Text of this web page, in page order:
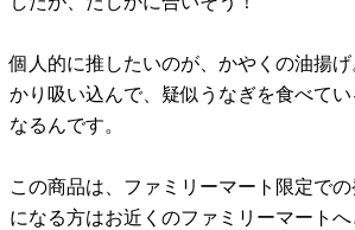
個人的に推したいのが、かやくの油揚
かり吸い込んで、疑似うなぎを食べて
なるんです。
この商品は、ファミリーマート限定で
になる方はお近くのファミリーマートへ